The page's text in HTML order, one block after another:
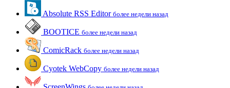
Absolute RSS Editor более недели назад
BOOTICE более недели назад
ComicRack более недели назад
Cyotek WebCopy более недели назад